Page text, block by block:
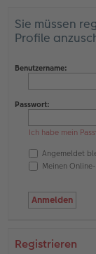
Sie müssen
Profile
Benutzername:
Passwort:
Ich habe mein
Angemeldet
Meinen
Registrieren